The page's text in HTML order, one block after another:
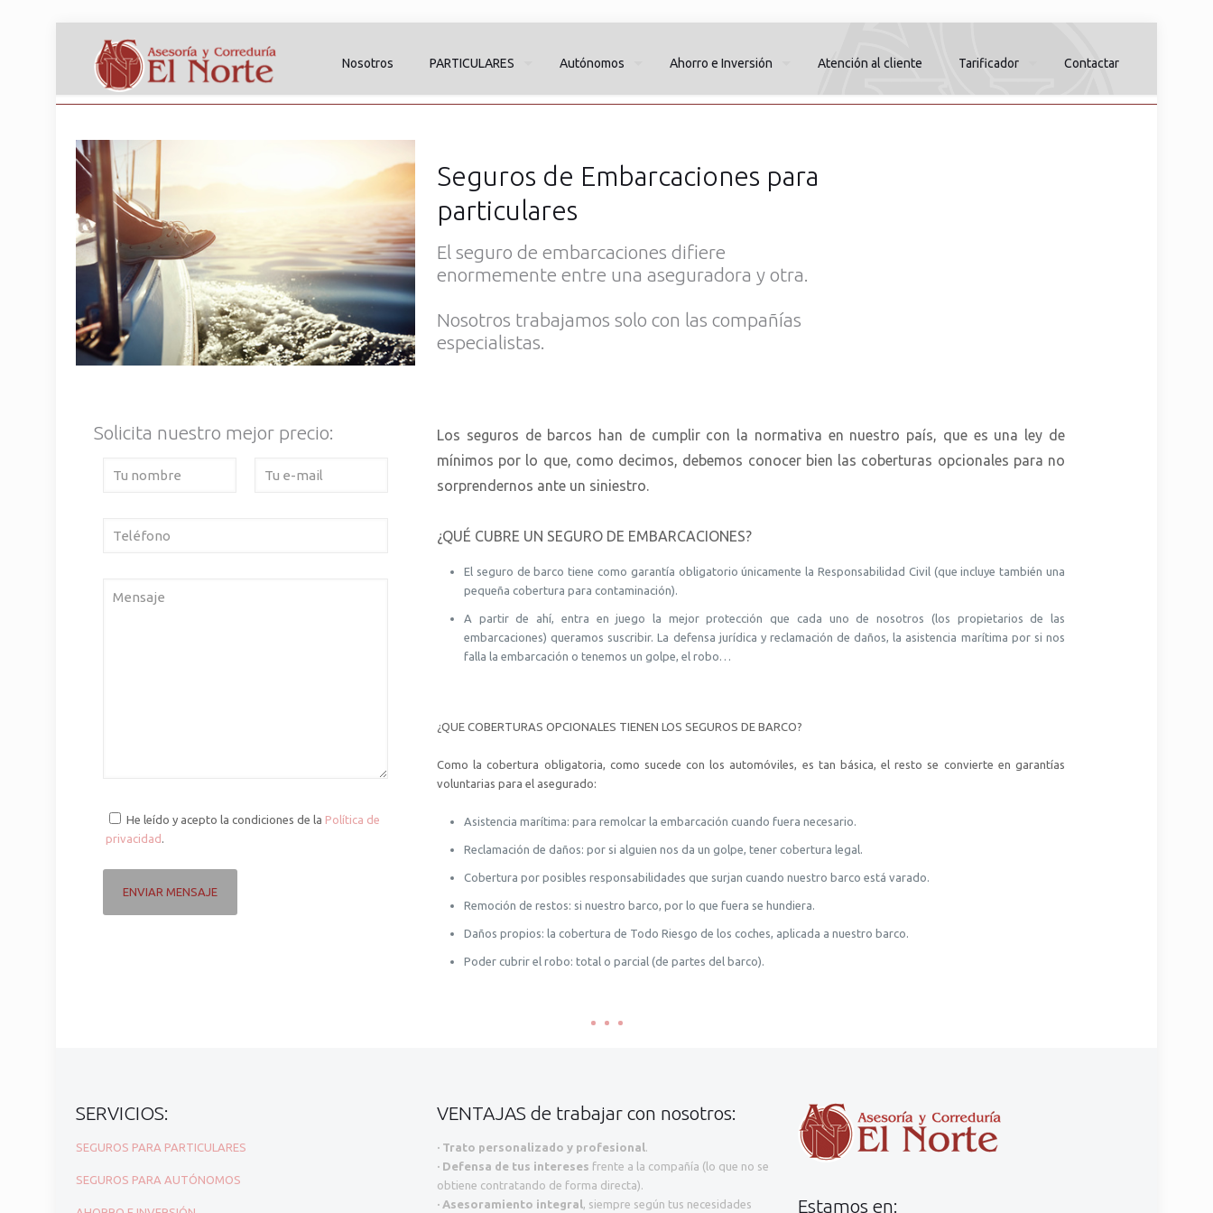
Nosotros PARTICULARES Autónomos Ahorro e Inversión Atención al cliente Tarificador Contactar
Seguros de Embarcaciones para
particulares
El seguro de embarcaciones difiere
enormemente entre una aseguradora y otra.
Nosotros trabajamos solo con las compañías
especialistas.
Solicita nuestro mejor precio:
He leído y acepto la condiciones de la Política de
privacidad .
Los seguros de barcos han de cumplir con la normativa en nuestro país, que es una ley de
mínimos por lo que, como decimos, debemos conocer bien las coberturas opcionales para no
sorprendernos ante un siniestro.
¿QUÉ CUBRE UN SEGURO DE EMBARCACIONES?
El seguro de barco tiene como garantía obligatorio únicamente la Responsabilidad Civil (que incluye también una
pequeña cobertura para contaminación).
A partir de ahí, entra en juego la mejor protección que cada uno de nosotros (los propietarios de las
embarcaciones) queramos suscribir. La defensa jurídica y reclamación de daños, la asistencia marítima por si nos
falla la embarcación o tenemos un golpe, el robo…
¿QUE COBERTURAS OPCIONALES TIENEN LOS SEGUROS DE BARCO?
Como la cobertura obligatoria, como sucede con los automóviles, es tan básica, el resto se convierte en garantías
voluntarias para el asegurado:
Asistencia marítima: para remolcar la embarcación cuando fuera necesario.
Reclamación de daños: por si alguien nos da un golpe, tener cobertura legal.
Cobertura por posibles responsabilidades que surjan cuando nuestro barco está varado.
Remoción de restos: si nuestro barco, por lo que fuera se hundiera.
Daños propios: la cobertura de Todo Riesgo de los coches, aplicada a nuestro barco.
Poder cubrir el robo: total o parcial (de partes del barco).
SERVICIOS:
SEGUROS PARA PARTICULARES
SEGUROS PARA AUTÓNOMOS
VENTAJAS de trabajar con nosotros:
· Trato personalizado y profesional.
· Defensa de tus intereses frente a la compañía (lo que no se
obtiene contratando de forma directa).
· Asesoramiento integral, siempre según tus necesidades Estamos en: